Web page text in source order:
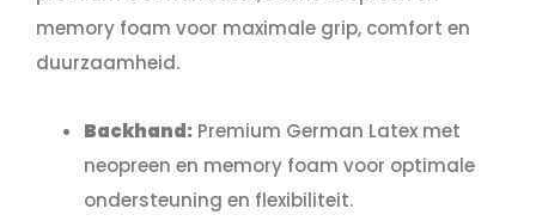
memory foam voor maximale grip, comfort en
duurzaamheid.
Backhand: Premium German Latex met
neopreen en memory foam voor optimale
ondersteuning en flexibiliteit.